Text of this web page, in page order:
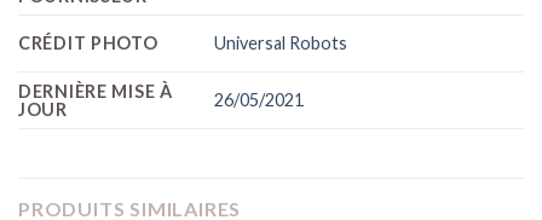
CRÉDIT PHOTO Universal Robots
DERNIÈRE MISE À
JOUR
26/05/2021
PRODUITS SIMILAIRES